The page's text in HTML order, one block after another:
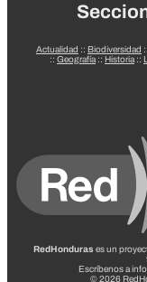
Actualidad :: Biodiversidad ::
:: Geografía :: Historia ::
RedHonduras es un
Escríbenos a
© 2026